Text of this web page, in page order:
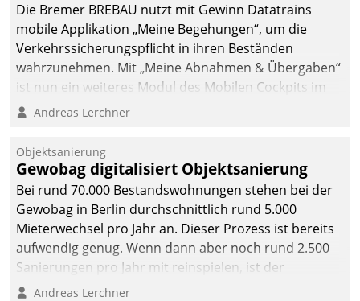
Die Bremer BREBAU nutzt mit Gewinn Datatrains
mobile Applikation „Meine Begehungen“, um die
Verkehrssicherungspflicht in ihren Beständen
wahrzunehmen. Mit „Meine Abnahmen & Übergaben“
ist nun ein weiteres Modul des Mobilen Cockpits im
Einsatz.
Andreas Lerchner
Objektsanierung
Gewobag digitalisiert Objektsanierung
Bei rund 70.000 Bestandswohnungen stehen bei der
Gewobag in Berlin durchschnittlich rund 5.000
Mieterwechsel pro Jahr an. Dieser Prozess ist bereits
aufwendig genug. Wenn dann aber noch rund 2.500
Sanierungen pro Jahr mit reinspielen, ist der
Betreuungs- und Organisationsaufwand immens. Im
Andreas Lerchner